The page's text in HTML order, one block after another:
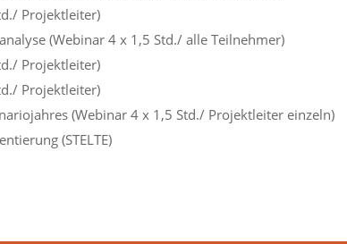
Projektleiter)
(Webinar 4 x 1,5 Std./ alle Teilnehmer)
Projektleiter)
Projektleiter)
(Webinar 4 x 1,5 Std./ Projektleiter einzeln)
(STELTE)